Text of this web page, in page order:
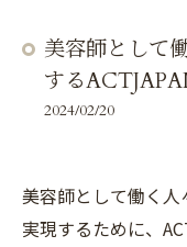
美容師として
する
2024/02/20
美容師として働く人
実現するために、